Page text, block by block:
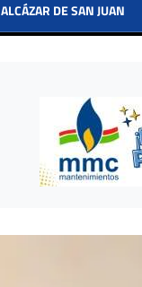
ALCÁZAR DE SAN JUAN